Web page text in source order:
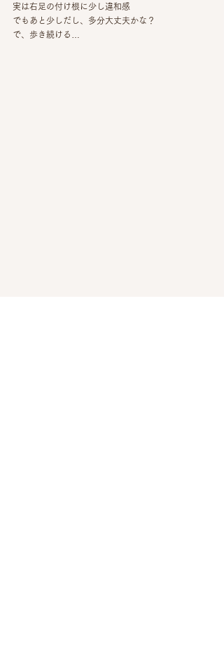
実は右足の付け根に少し違和感
でもあと少しだし、多分大丈夫かな？
で、歩き続ける…